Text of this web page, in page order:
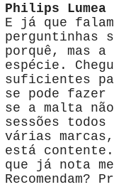
Philips Lumea
E já que
perguntinhas
porquê, mas
espécie.
suficientes
se pode fazer
se a malta
sessões
várias
está contente.
que já nota
Recomendam?